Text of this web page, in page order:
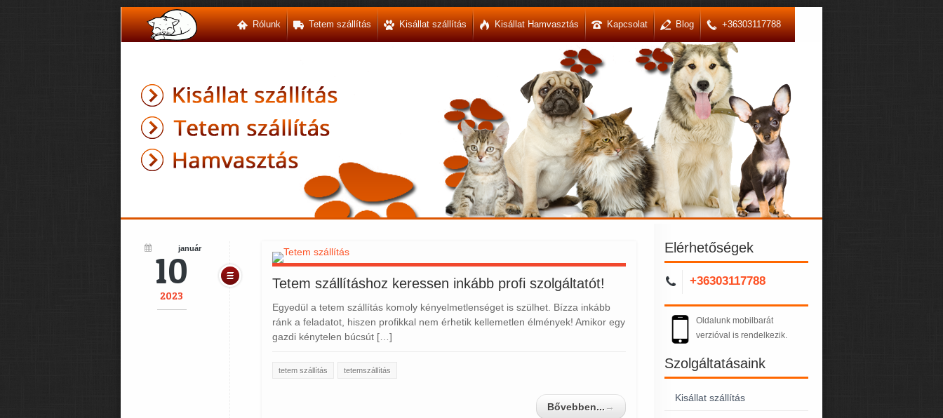
Rólunk Tetem szállítás Kisállat szállítás Kisállat Hamvasztás Kapcsolat Blog +36303117788
10
január
2023
Tetem szállításhoz keressen inkább profi szolgáltatót!
Egyedül a tetem szállítás komoly kényelmetlenséget is szülhet. Bízza inkább
ránk a feladatot, hiszen profikkal nem érhetik kellemetlen élmények! Amikor egy
gazdi kénytelen búcsút […]
tetem szállítás tetemszállítás
Bővebben... →
Elérhetőségek
+36303117788
Oldalunk mobilbarát
verzióval is rendelkezik.
Szolgáltatásaink
Kisállat szállítás